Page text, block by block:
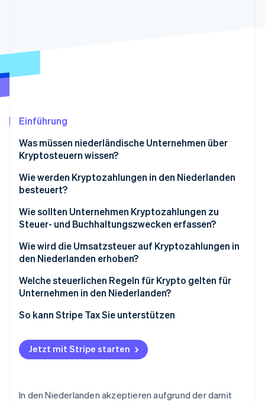
Identity
Stripe-Sessions 2026
Jetzt ansehen
Einführung
Was müssen niederländische Unternehmen über
Kryptosteuern wissen?
Wie werden Kryptozahlungen in den Niederlanden
besteuert?
BVs und andere Unternehmen
Selbstständige Einzelpersonen
Wie sollten Unternehmen Kryptozahlungen zu
Steuer- und Buchhaltungszwecken erfassen?
Umsatz in Euro aufzeichnen
Krypto in Ihrer Bilanz nachhalten
Gewinne oder Verluste beim Verkauf realisieren
Wie wird die Umsatzsteuer auf Kryptozahlungen in
den Niederlanden erhoben?
Ausnahmen für den reinen Kryptohandel
Welche steuerlichen Regeln für Krypto gelten für
Unternehmen in den Niederlanden?
DAC8
MiCA
Buchhaltungsregeln
So kann Stripe Tax Sie unterstützen
Jetzt mit Stripe starten
In den Niederlanden akzeptieren aufgrund der damit